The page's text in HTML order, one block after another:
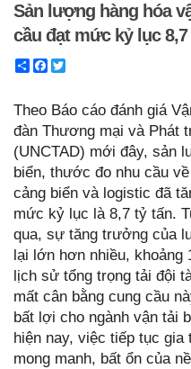
Sản lượng hàng hóa
cầu đạt mức kỷ lục
ShareFacebook
Theo Báo cáo đánh giá
đàn Thương mại và Phát
(UNCTAD) mới đây, sản
biển, thước đo nhu cầu
cảng biển và logistic đã
mức kỷ lục là 8,7 tỷ tấn.
qua, sự tăng trưởng của
lại lớn hơn nhiều, khoảng
lịch sử tổng trọng tải đội
mất cân bằng cung cầu
bất lợi cho ngành vận tải
hiện nay, việc tiếp tục
mong manh, bất ổn của